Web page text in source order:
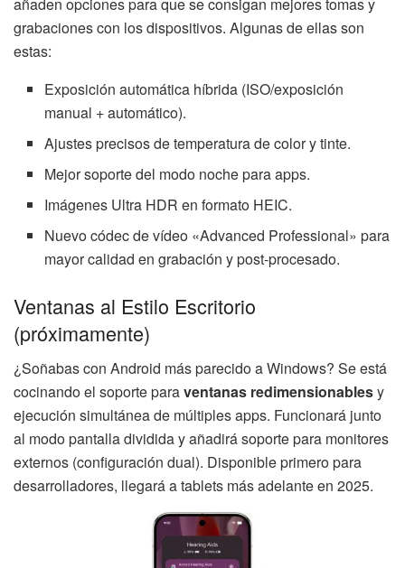
grabaciones con los dispositivos. Algunas de ellas son
estas:
Exposición automática híbrida (ISO/exposición
manual + automático).
Ajustes precisos de temperatura de color y tinte.
Mejor soporte del modo noche para apps.
Imágenes Ultra HDR en formato HEIC.
Nuevo códec de vídeo «Advanced Professional» para
mayor calidad en grabación y post-procesado.
Ventanas al Estilo Escritorio
(próximamente)
¿Soñabas con Android más parecido a Windows? Se está
cocinando el soporte paraventanas redimensionablesy
ejecución simultánea de múltiples apps. Funcionará junto
al modo pantalla dividida y añadirá soporte para monitores
externos (configuración dual). Disponible primero para
desarrolladores, llegará a tablets más adelante en 2025.